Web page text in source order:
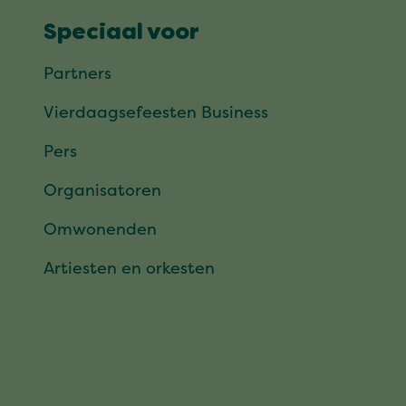
Speciaal voor
Partners
Vierdaagsefeesten Business
Pers
Organisatoren
Omwonenden
Artiesten en orkesten